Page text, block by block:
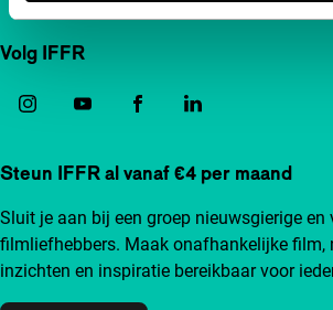
Volg IFFR
Steun IFFR al vanaf €4 per maand
Sluit je aan bij een groep nieuwsgierige en
filmliefhebbers. Maak onafhankelijke film,
inzichten en inspiratie bereikbaar voor